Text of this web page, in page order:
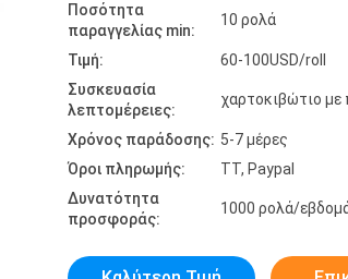
Ποσότητα
παραγγελίας min:
10 ρολά
Τιμή:
60-100USD/roll
Συσκευασία
λεπτομέρειες:
χαρτοκιβώτιο με
Χρόνος παράδοσης: 5-7 μέρες
Όροι πληρωμής:
TT, Paypal
Δυνατότητα
προσφοράς:
1000 ρολά/